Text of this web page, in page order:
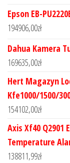
Epson EB-
194906,00zł
Dahua Kamera
169635,00zł
Hert Magazyn
Kfe1000/1500/
154102,00zł
Axis Xf40 Q2901
Temperature
138811,99zł